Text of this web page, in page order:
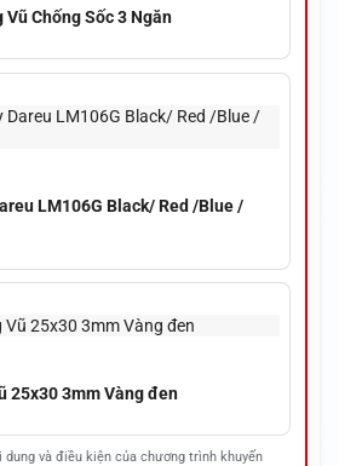
Chống Sốc 3 Ngăn
LM106G Black/ Red /Blue /
25x30 3mm Vàng đen
dung và điều kiện của chương trình khuyến